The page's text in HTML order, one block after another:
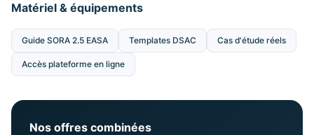
Matériel & équipements
Guide SORA 2.5 EASA Templates DSAC Cas d'étude réels
Accès plateforme en ligne
Nos offres combinées